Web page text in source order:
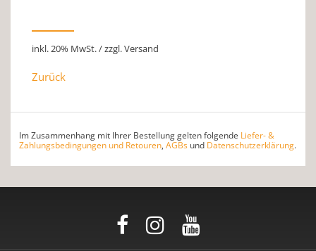
inkl. 20% MwSt. / zzgl. Versand
Zurück
Im Zusammenhang mit Ihrer Bestellung gelten folgende Liefer- &
Zahlungsbedingungen und Retouren, AGBs und Datenschutzerklärung.